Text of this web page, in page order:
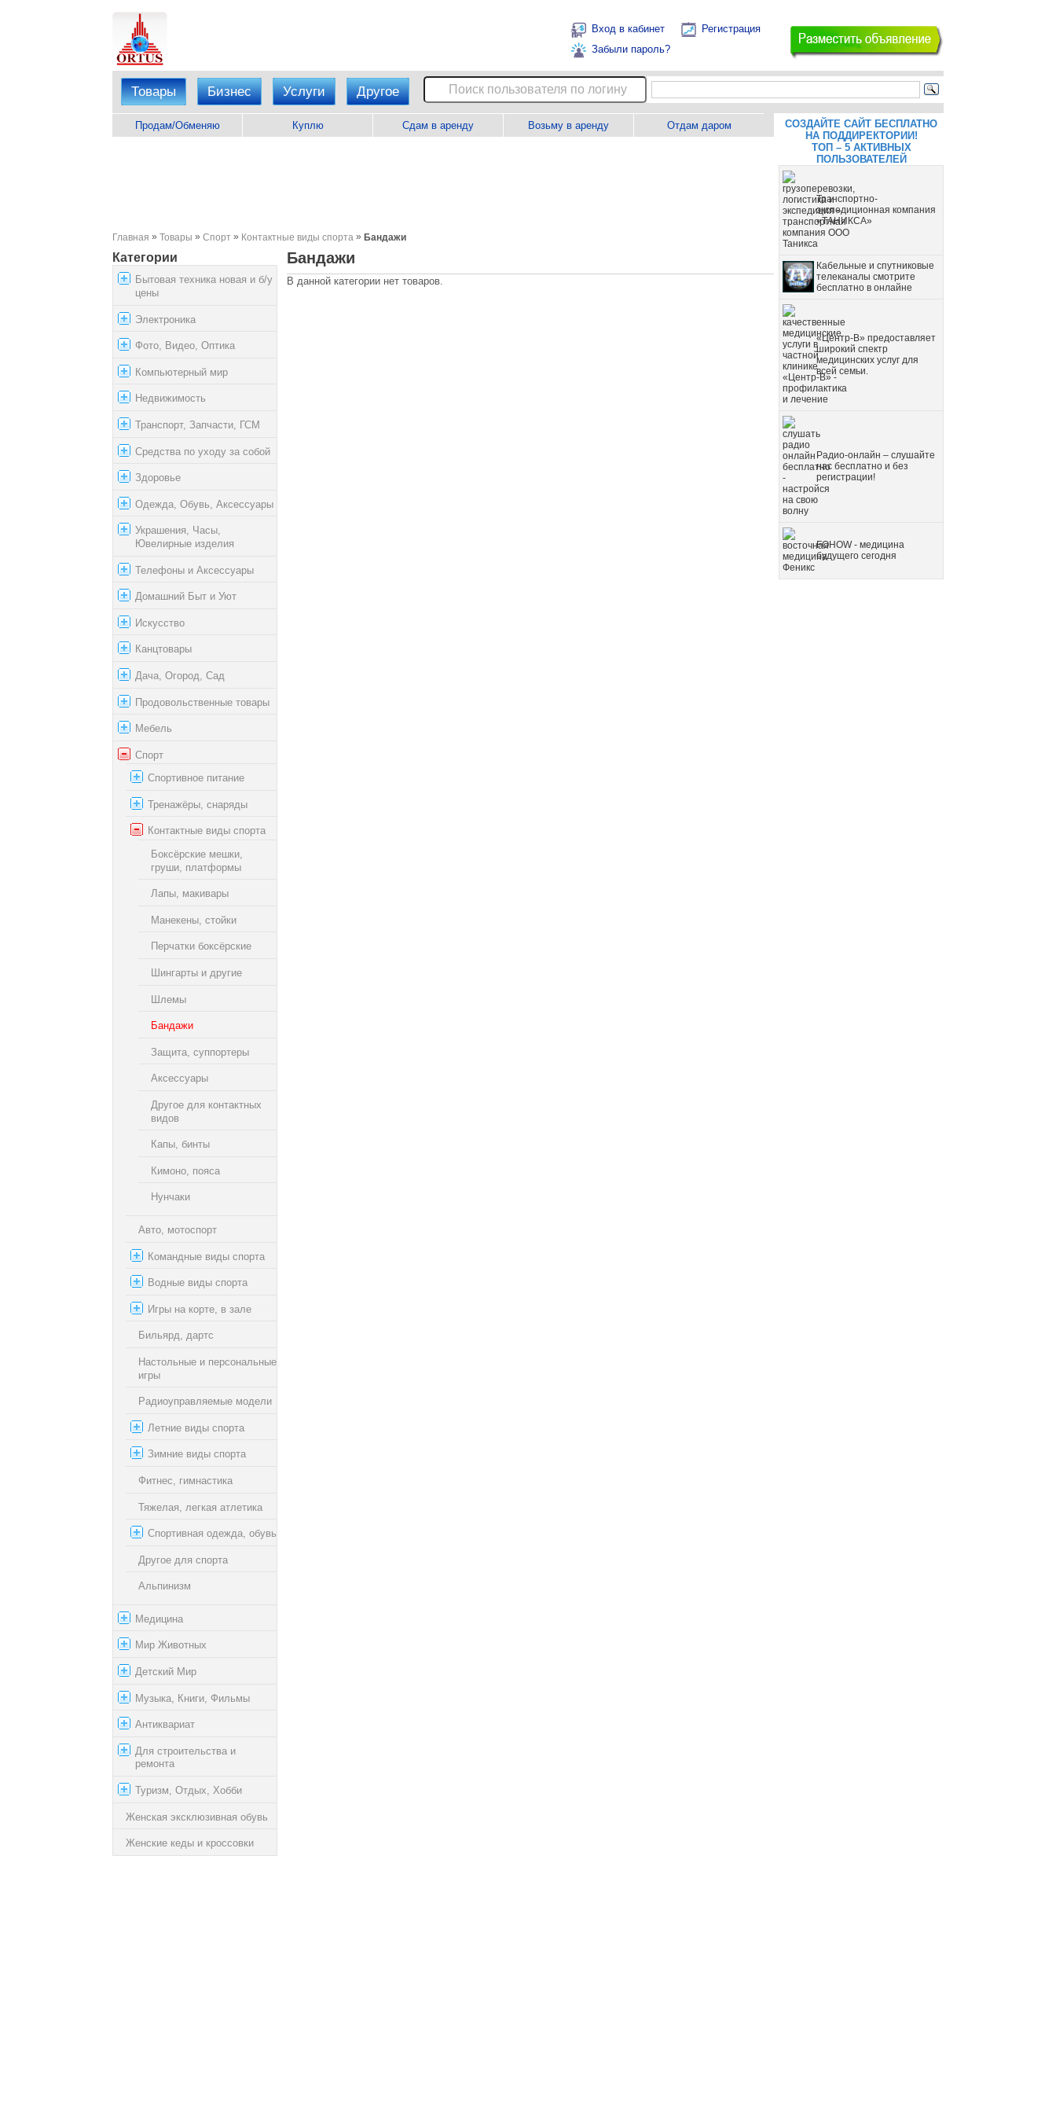
Вход в кабинет
Регистрация
Забыли пароль?
Товары Бизнес Услуги Другое
Продам/Обменяю Куплю Сдам в аренду Возьму в аренду Отдам даром
Главная » Товары » Спорт » Контактные виды спорта » Бандажи
Категории
Бытовая техника новая и б/у
цены
Электроника
Фото, Видео, Оптика
Компьютерный мир
Недвижимость
Транспорт, Запчасти, ГСМ
Средства по уходу за собой
Здоровье
Одежда, Обувь, Аксессуары
Украшения, Часы,
Ювелирные изделия
Телефоны и Аксессуары
Домашний Быт и Уют
Искусство
Канцтовары
Дача, Огород, Сад
Продовольственные товары
Мебель
Спорт
Спортивное питание
Тренажёры, снаряды
Контактные виды спорта
Боксёрские мешки,
груши, платформы
Лапы, макивары
Манекены, стойки
Перчатки боксёрские
Шингарты и другие
Шлемы
Бандажи
Защита, суппортеры
Аксессуары
Другое для контактных
видов
Капы, бинты
Кимоно, пояса
Нунчаки
Авто, мотоспорт
Командные виды спорта
Водные виды спорта
Игры на корте, в зале
Бильярд, дартс
Настольные и персональные
игры
Радиоуправляемые модели
Летние виды спорта
Зимние виды спорта
Фитнес, гимнастика
Тяжелая, легкая атлетика
Спортивная одежда, обувь
Другое для спорта
Альпинизм
Медицина
Мир Животных
Детский Мир
Музыка, Книги, Фильмы
Антиквариат
Для строительства и
ремонта
Туризм, Отдых, Хобби
Женская эксклюзивная обувь
Женские кеды и кроссовки
Бандажи
В данной категории нет товаров.
СОЗДАЙТЕ САЙТ БЕСПЛАТНО
НА ПОДДИРЕКТОРИИ!
ТОП – 5 АКТИВНЫХ
ПОЛЬЗОВАТЕЛЕЙ
Транспортно-
экспедиционная компания
«ТАНИКСА»
Кабельные и спутниковые
телеканалы смотрите
бесплатно в онлайне
«Центр-В» предоставляет
широкий спектр
медицинских услуг для
всей семьи.
Радио-онлайн – слушайте
нас бесплатно и без
регистрации!
FOHOW - медицина
будущего сегодня